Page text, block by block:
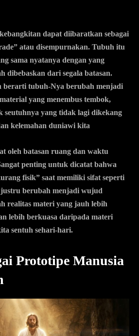
dapat diibaratkan sebagai
atau disempurnakan. Tubuh itu
sama nyatanya dengan yang
dibebaskan dari segala batasan.
berarti tubuh-Nya berubah menjadi
yang menembus tembok,
seutuhnya yang tidak lagi dikekang
kelemahan duniawi kita
oleh batasan ruang dan waktu
penting untuk dicatat bahwa
fisik” saat memiliki sifat seperti
berubah menjadi wujud
realitas materi yang jauh lebih
lebih berkuasa daripada materi
sentuh sehari-hari.
Prototipe Manusia